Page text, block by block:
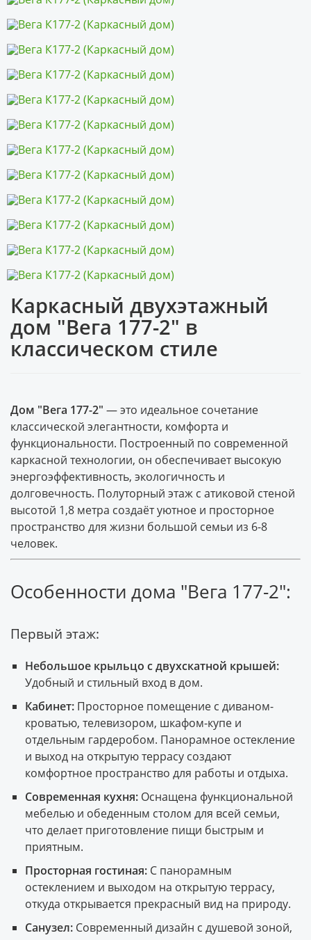
Каркасный двухэтажный
дом "Вега 177-2" в
классическом стиле
Дом "Вега 177-2" — это идеальное сочетание
классической элегантности, комфорта и
функциональности. Построенный по современной
каркасной технологии, он обеспечивает высокую
энергоэффективность, экологичность и
долговечность. Полуторный этаж с атиковой стеной
высотой 1,8 метра создаёт уютное и просторное
пространство для жизни большой семьи из 6-8
человек.
Особенности дома "Вега 177-2":
Первый этаж:
Небольшое крыльцо с двухскатной крышей:
Удобный и стильный вход в дом.
Кабинет:Просторное помещение с диваном-
кроватью, телевизором, шкафом-купе и
отдельным гардеробом. Панорамное остекление
и выход на открытую террасу создают
комфортное пространство для работы и отдыха.
Современная кухня:Оснащена функциональной
мебелью и обеденным столом для всей семьи,
что делает приготовление пищи быстрым и
приятным.
Просторная гостиная:С панорамным
остеклением и выходом на открытую террасу,
откуда открывается прекрасный вид на природу.
Санузел:Современный дизайн с душевой зоной,